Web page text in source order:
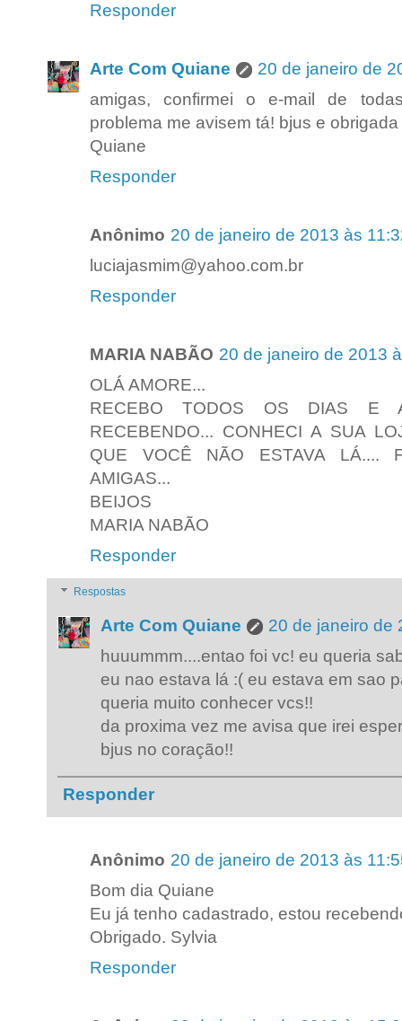
Responder
Arte Com Quiane
20 de janeiro de
amigas, confirmei o e-mail de
problema me avisem tá! bjus e
Quiane
Responder
Anônimo 20 de janeiro de 2013 às
luciajasmim@yahoo.com.br
Responder
MARIA NABÃO 20 de janeiro de 2013
OLÁ AMORE...
RECEBO TODOS OS DIAS E
RECEBENDO... CONHECI A SUA
QUE VOCÊ NÃO ESTAVA LÁ....
AMIGAS...
BEIJOS
MARIA NABÃO
Responder
Respostas
Arte Com Quiane
20 de janeiro de
huuummm....entao foi vc! eu queria
eu nao estava lá :( eu estava em sao
queria muito conhecer vcs!!
da proxima vez me avisa que irei
bjus no coração!!
Responder
Anônimo 20 de janeiro de 2013 às
Bom dia Quiane
Eu já tenho cadastrado, estou
Obrigado. Sylvia
Responder